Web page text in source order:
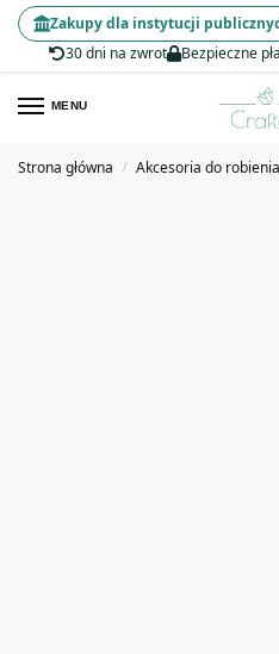
30 dni na zwrot
Bezpieczne
Zakupy dla instytucji
MENU
Strona główna / Akcesoria do